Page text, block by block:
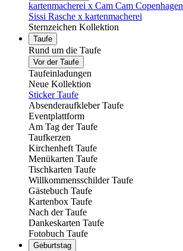
kartenmacherei x Cam Cam Copenhagen
Sissi Rasche x kartenmacherei
Sternzeichen Kollektion
Taufe
Rund um die Taufe
Vor der Taufe
Taufeinladungen
Neue Kollektion
Sticker Taufe
Absenderaufkleber Taufe
Eventplattform
Am Tag der Taufe
Taufkerzen
Kirchenheft Taufe
Menükarten Taufe
Tischkarten Taufe
Willkommensschilder Taufe
Gästebuch Taufe
Kartenbox Taufe
Nach der Taufe
Dankeskarten Taufe
Fotobuch Taufe
Geburtstag